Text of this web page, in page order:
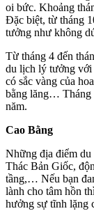
oi bức. Khoảng
Đặc biệt, từ tháng
tưởng như không
Từ tháng 4 đến
du lịch lý tưởng với
có sắc vàng của
bằng lăng… Tháng
năm.
Cao Bằng
Những địa điểm
Thác Bản Giốc,
tầng,… Nếu bạn
lành cho tâm hồn
hưởng sự tĩnh lặng